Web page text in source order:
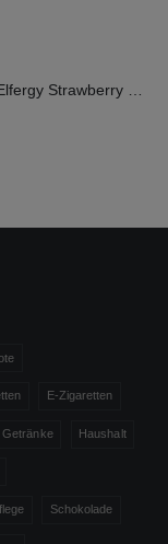
E-Zigaretten
Getränke Haushalt
Schokolade